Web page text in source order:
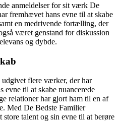
anmeldelser for sit værk De
fremhævet hans evne til at skabe
en medrivende fortælling, der
været genstand for diskussion
og dybde.
flere værker, der har
evne til at skabe nuancerede
relationer har gjort ham til en af
Med De Bedste Familier
store talent og sin evne til at berøre